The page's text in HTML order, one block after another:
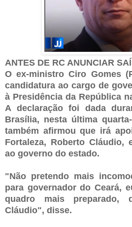
ANTES DE RC ANUNCIAR
O ex-ministro Ciro Gomes
candidatura ao cargo de
à Presidência da República
A declaração foi dada
Brasília, nesta última
também afirmou que irá
Fortaleza, Roberto Cláudio,
ao governo do estado.
"Não pretendo mais
para governador do Ceará,
quadro mais
Cláudio", disse.